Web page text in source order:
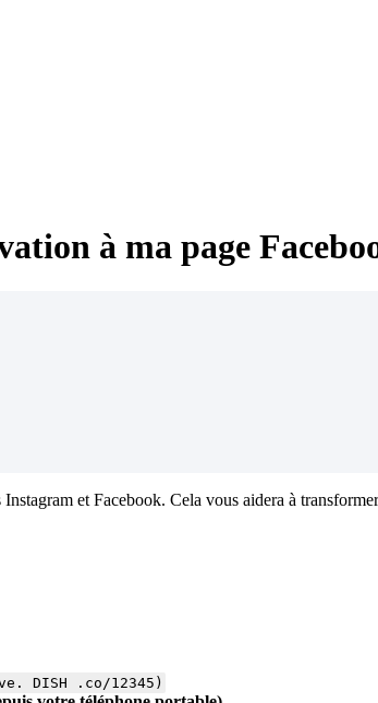
à ma page
et Facebook. Cela vous aidera à
DISH .co/12345)